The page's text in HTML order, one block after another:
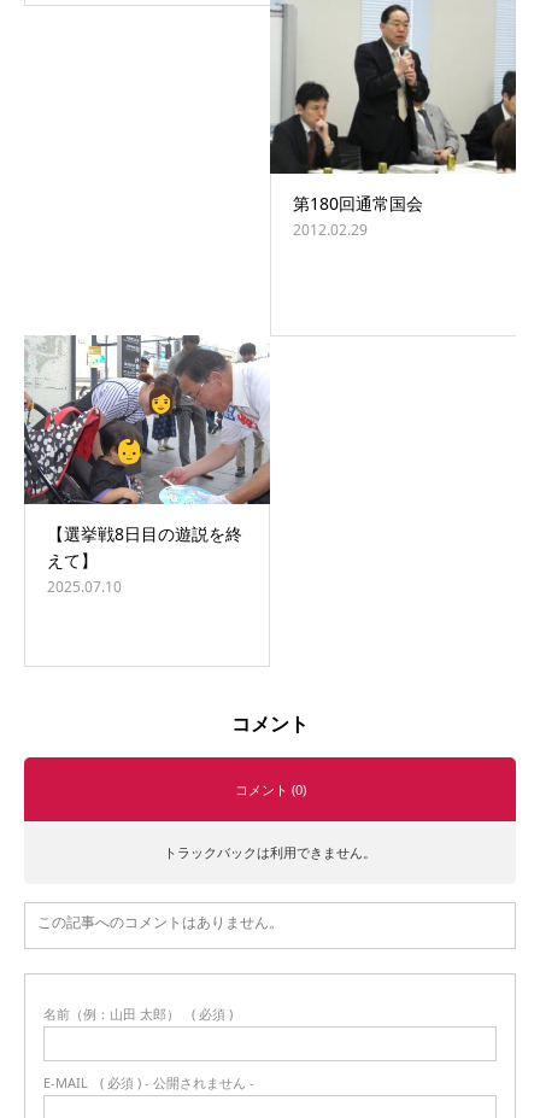
第180回通常国会
2012.02.29
【選挙戦8日目の遊説を終
えて】
2025.07.10
コメント
コメント (0)
トラックバックは利用できません。
この記事へのコメントはありません。
名前（例：山田 太郎） ( 必須 )
E-MAIL ( 必須 ) - 公開されません -